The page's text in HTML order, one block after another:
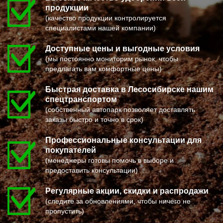
ПОСЕЛОК БИОКОМБИНАТА
ПОСЕЛОК БОЛЬШЕВИК
ПОСЕЛОК ВОЛОДАРСКОГО
ПОСЕЛОК ВОРОВСКОГО
ПОСЕЛОК ИМ. ЦЮРУПЫ
ПОСЕЛОК ЛЕСНЫЕ ПОЛЯНЫ
ПОСЕЛОК ЛМС
МОСРЕНТГЕН
ПРАВДИНСКИЙ
ПРИВОКЗАЛЬНЫЙ
ПРОЛЕТАРСКИЙ
ПРОТВИНО
ПТИЧНОЕ
ПУЧКОВО
ПУШКИНО
ПУЩИНО
РАДОВИЦКИЙ
РАЗВИЛКА
РАМЕНСКОЕ
РАССУДОВО
РАСТОРОПОВО
РЕММАШ
РЕУТОВ
РЕЧИЦЫ
РЕШЕТНИКОВО
РЖАВКИ
РОГАЧЕВО
НЯГАНЬ
МЕЛЕУЗ
КОЛЬЧУГИНО
КАМЫШИН
НОВОШАХТИНСК
ВОЛЬСК
КОНАКОВО
САРАПУЛ
КОМСОМОЛЬСК НА АМУРЕ
КИЗИЛЮРТ
МИХАЙЛОВСК
ПЕТУШКИ
ПРИМОРСКО АХТАРСК
ЛЕСОСИБИРСК
БУДЕННОВСК
КАЛЯЗИН
ГЛАЗОВ
РУБЦОВСК
ГУБКИН
КЛИНЦЫ
УСМАНЬ
КУНГУР
КАЧКАНАР
КОЗЕЛЬСК
ШАРЬЯ
ЧИСТОПОЛЬ
продукции
(качество продукции контролируется
специалистами нашей компании)
Доступные цены и выгодные условия
(мы постоянно мониторим рынок, чтобы
предлагать вам комфортные цены)
Быстрая доставка в Лесосибирске нашим
спецтранспортом
(собственный автопарк позволяет доставлять
заказы быстро и точно в срок)
Профессиональные консультации для
покупателей
(менеджеры готовы помочь в выборе и
предоставить консультации)
Регулярные акции, скидки и распродажи
(следите за обновлениями, чтобы ничего не
пропустить)